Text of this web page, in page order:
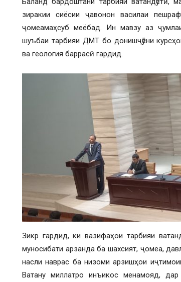
зиракии сиёсии ҷавонон василаи
ҷомеамаҳсуб меёбад. Ин мавзу аз
шуъбаи тарбияи ДМТ бо донишҷӯёни
ва геология баррасӣ гардид.
Зикр гардид, ки вазифаҳои тарбияи
муносибати арзанда ба шахсият, ҷомеа,
насли наврас ба низоми арзишҳои
Ватану миллатро инъикос менамояд,